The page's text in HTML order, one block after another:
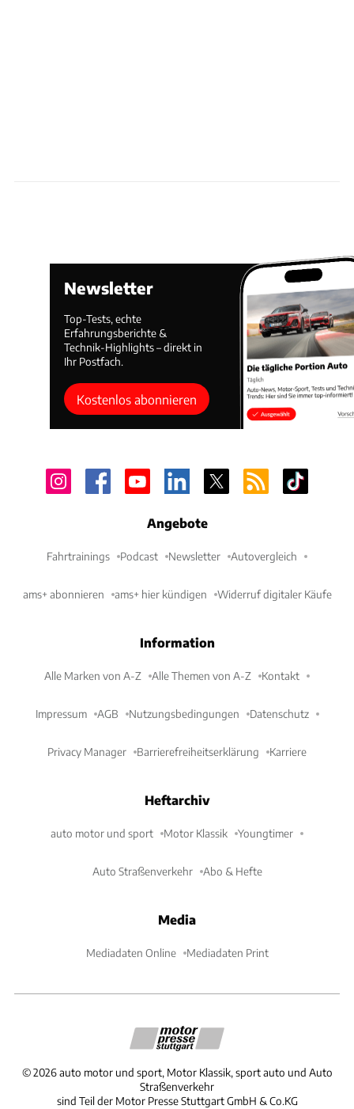
Newsletter
Top-Tests, echte
Erfahrungsberichte &
Technik-Highlights – direkt in
Ihr Postfach.
Kostenlos abonnieren
Angebote
Fahrtrainings Podcast Newsletter Autovergleich
ams+ abonnieren ams+ hier kündigen Widerruf digitaler Käufe
Information
Alle Marken von A-Z Alle Themen von A-Z Kontakt
Impressum AGB Nutzungsbedingungen Datenschutz
Privacy Manager Barrierefreiheitserklärung Karriere
Heftarchiv
auto motor und sport Motor Klassik Youngtimer
Auto Straßenverkehr Abo & Hefte
Media
Mediadaten Online Mediadaten Print
©2026 auto motor und sport, Motor Klassik, sport auto und Auto
Straßenverkehr
sind Teil der Motor Presse Stuttgart GmbH & Co.KG